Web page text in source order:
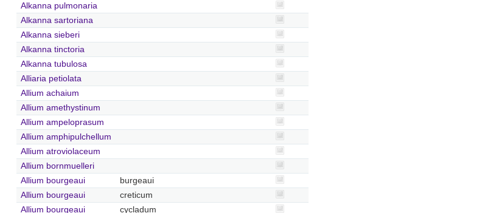
Alkanna pulmonaria
Alkanna sartoriana
Alkanna sieberi
Alkanna tinctoria
Alkanna tubulosa
Alliaria petiolata
Allium achaium
Allium amethystinum
Allium ampeloprasum
Allium amphipulchellum
Allium atroviolaceum
Allium bornmuelleri
Allium bourgeaui
burgeaui
Allium bourgeaui
creticum
Allium bourgeaui
cycladum